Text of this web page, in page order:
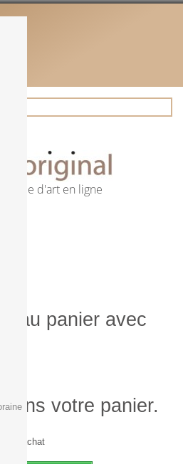
d'art en ligne
au panier avec
votre panier.
d'achat